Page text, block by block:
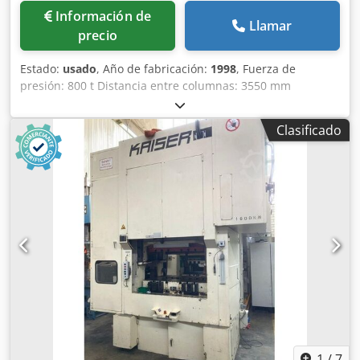
Información de
precio
Llamar
Estado: usado, Año de fabricación: 1998, Fuerza de
presión: 800 t Distancia entre columnas: 3550 mm
Recorrido: 1100 mm Distancia mesa/émbolo, recorrido
máximo superior, refuerzo superior: 1900 mm Superficie
de la mesa: 3500 x 1800 mm Fuerza de presión del cojinete
de tracción en la mesa: 350 t Recorrido del cojinete de
tracción en la mesa: 280 mm Fuerza de presión del
cojinete de tracción en el émbolo: 80 t Recorrido del
cojinete de tracción en el émbolo: 160 mm Superficie del
émbolo: 3500 x 1800 mm Ancho del paso lateral entre
columnas: 1900 mm Peso: 100,0 t Espacio requerido (ancho
x profundidad): 5,3 x 4,3 m Altura sobre el suelo: 7,3 m
Altura bajo el suelo: 5,0 - 6,0 m Año de fabricación: 1970 -
Revisión: 1998 con accionamiento oleohidráulico, cojinete
de tracción hidráulico controlado en la mesa y el émbolo,
amortiguación hidráulica del golpe, mesa deslizante (sin
rieles para mesa móvil) Altura bajo el suelo:
aproximadamente 5 - 6 m Desmontada y almacenada;
Clasificado